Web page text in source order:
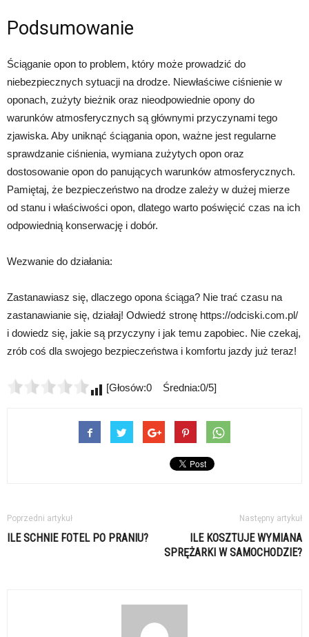
Podsumowanie
Ściąganie opon to problem, który może prowadzić do
niebezpiecznych sytuacji na drodze. Niewłaściwe ciśnienie w
oponach, zużyty bieżnik oraz nieodpowiednie opony do
warunków atmosferycznych są głównymi przyczynami tego
zjawiska. Aby uniknąć ściągania opon, ważne jest regularne
sprawdzanie ciśnienia, wymiana zużytych opon oraz
dostosowanie opon do panujących warunków atmosferycznych.
Pamiętaj, że bezpieczeństwo na drodze zależy w dużej mierze
od stanu i właściwości opon, dlatego warto poświęcić czas na ich
odpowiednią konserwację i dobór.
Wezwanie do działania:
Zastanawiasz się, dlaczego opona ściąga? Nie trać czasu na
zastanawianie się, działaj! Odwiedź stronę https://odciski.com.pl/
i dowiedz się, jakie są przyczyny i jak temu zapobiec. Nie czekaj,
zrób coś dla swojego bezpieczeństwa i komfortu jazdy już teraz!
[Głosów:0 Średnia:0/5]
Poprzedni artykuł
ILE SCHNIE FOTEL PO PRANIU?
Następny artykuł
ILE KOSZTUJE WYMIANA
SPRĘŻARKI W SAMOCHODZIE?